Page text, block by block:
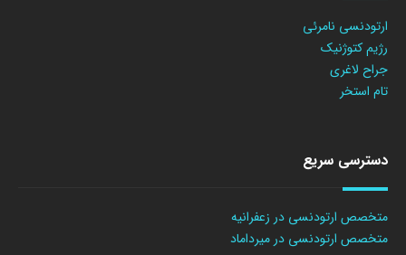
ارتودنسی نامرئی
رژیم کتوژنیک
جراح لاغری
تام استخر
دسترسی سریع
متخصص ارتودنسی در زعفرانیه
متخصص ارتودنسی در میرداماد